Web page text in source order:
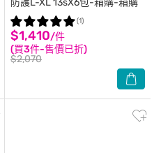
防護L-XL 13sX6包-箱購-箱購
$1,410/件
(買3件-售價已折)
$2,070
(1)